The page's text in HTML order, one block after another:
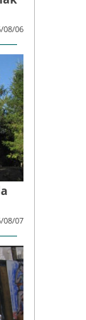
/08/06
/08/07